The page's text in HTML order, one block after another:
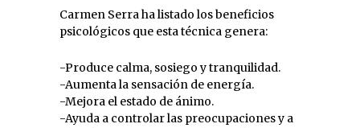
Carmen Serra ha listado los beneficios
psicológicos que esta técnica genera:
-Produce calma, sosiego y tranquilidad.
-Aumenta la sensación de energía.
-Mejora el estado de ánimo.
-Ayuda a controlar las preocupaciones y a